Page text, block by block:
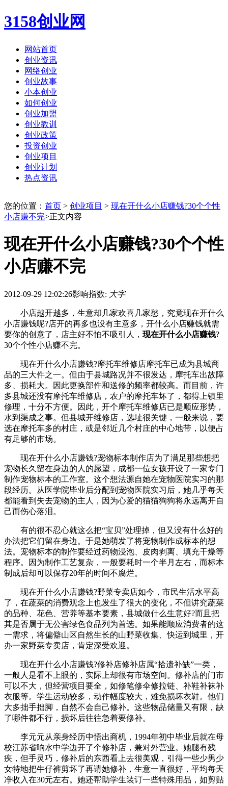
3158创业网
网站首页
创业资讯
网络创业
创业故事
小本创业
如何创业
创业加盟
创业教训
创业政策
投资创业
创业项目
创业计划
热点资讯
您的位置： 首页 > 创业项目 > 现在开什么小店赚钱?30个个性
小店赚不完>正文内容
现在开什么小店赚钱?30个个性
小店赚不完
2012-09-29 12:02:26影响指数: 大字
小店越开越多，生意却几家欢喜几家愁，究竟现在开什么
小店赚钱呢?店开的再多也没有主意多，开什么小店赚钱就需
要你的创意了，店主好不怕不吸引人， 现在开什么小店赚钱?
30个个性小店赚不完。
现在开什么小店赚钱?摩托车维修店摩托车已成为县城商
品的三大件之一。但由于县城路况并不很发达，摩托车出故障
多、损耗大。因此更换部件和送修的频率都较高。而目前，许
多县城还没有摩托车维修店，农户的摩托车坏了，都得上镇里
修理，十分不方便。因此，开个摩托车维修店已是顺应形势，
水到渠成之事。但县城开维修店，选址很关键，一般来说，要
选在摩托车多的村庄，或是邻近几个村庄的中心地带，以便占
有足够的市场。
现在开什么小店赚钱?宠物标本制作店为了满足那些想把
宠物长久留在身边的人的愿望，成都一位女孩开设了一家专门
制作宠物标本的工作室。这个想法源自她在宠物医院实习的那
段经历。从医学院毕业后分配到宠物医院实习后，她几乎每天
都能看到失去宠物的主人，因为心爱的猫猫狗狗将永远离开自
己而伤心落泪。
有的很不忍心就这么把“宝贝”处理掉，但又没有什么好的
办法把它们留在身边。于是她萌发了将宠物制作成标本的想
法。宠物标本的制作要经过药物浸泡、皮肉剥离、填充干燥等
程序。因为制作工艺复杂，一般要耗时一个半月左右，而标本
制成后却可以保存20年的时间不腐烂。
现在开什么小店赚钱?野菜专卖店如今，市民生活水平高
了，在蔬菜的消费观念上也发生了很大的变化，不但讲究蔬菜
的品种、花色、营养等基本要素，县城做什么生意好?而且把
其是否属于无公害绿色食品列为首选。如果能顺应消费者的这
一需求，将偏僻山区自然生长的山野菜收集、快运到城里，开
办一家野菜专卖店，肯定深受欢迎。
现在开什么小店赚钱?修补店修补店属“拾遗补缺”一类，
一般人是看不上眼的，实际上却很有市场空间。修补店的门市
可以不大，但经营项目要全，如修笔修伞修拉链、补鞋补袜补
衣服等。学生运动较多，动作幅度较大，难免损坏衣鞋。他们
大多拙手拙脚，自然不会自己修补。这些物品储量又有限，缺
了哪件都不行，损坏后往往急着要修补。
李元元从亲身经历中悟出商机，1994年初中毕业后就在母
校江苏省响水中学边开了个修补店，兼对外营业。她腿有残
疾，但手灵巧，修补后的东西看上去很美观，引得一些少男少
女特地把牛仔裤剪坏了再请她修补，生意一直很好，平均每天
净收入在30元左右。她还帮助学生装订一些特殊用品，如剪贴